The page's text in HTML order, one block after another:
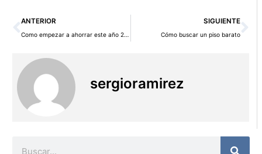
Ant
ANTERIOR
Como empezar a ahorrar este año 2012
SIGUIENTE
Cómo buscar un piso barato
sergioramirez